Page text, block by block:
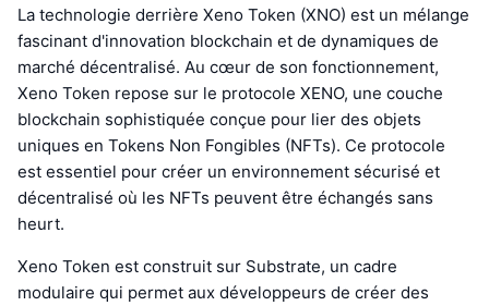
La technologie derrière Xeno Token (XNO) est un mélange
fascinant d'innovation blockchain et de dynamiques de
marché décentralisé. Au cœur de son fonctionnement,
Xeno Token repose sur le protocole XENO, une couche
blockchain sophistiquée conçue pour lier des objets
uniques en Tokens Non Fongibles (NFTs). Ce protocole
est essentiel pour créer un environnement sécurisé et
décentralisé où les NFTs peuvent être échangés sans
heurt.
Xeno Token est construit sur Substrate, un cadre
modulaire qui permet aux développeurs de créer des